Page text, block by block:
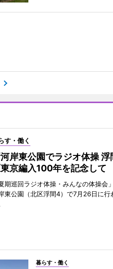
す・働く
岸東公園でラジオ体操 浮
東京編入100年を記念して
夏期巡回ラジオ体操・みんなの体操会
東公園（北区浮間4）で7月26日に行
暮らす・働く